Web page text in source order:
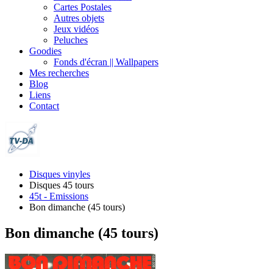
Cartes Postales
Autres objets
Jeux vidéos
Peluches
Goodies
Fonds d'écran || Wallpapers
Mes recherches
Blog
Liens
Contact
Disques vinyles
Disques 45 tours
45t - Emissions
Bon dimanche (45 tours)
Bon dimanche (45 tours)